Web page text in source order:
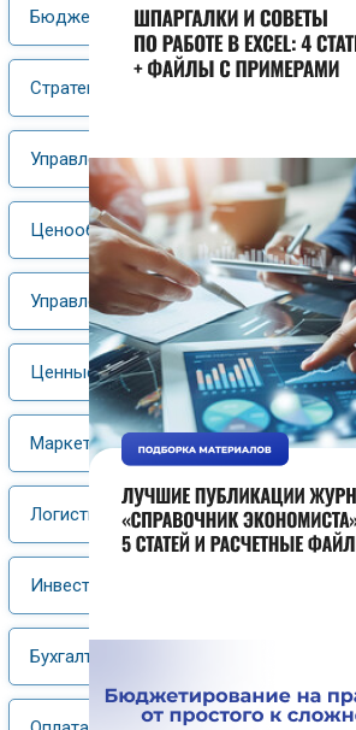
Бюджетирование
Стратегический менеджмент
Управление затратами
Ценообразование
Управление материальными ресурсами
Ценные бумаги
Маркетинг
Логистика
Инвестиции
Бухгалтерский учет, налогообложение